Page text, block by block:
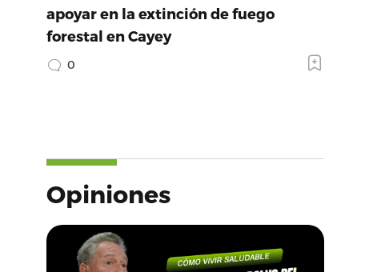
apoyar en la extinción de fuego
forestal en Cayey
0
Opiniones